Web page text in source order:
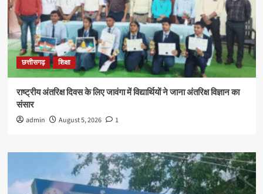
छत्तीसगढ़ शिक्षा
राष्ट्रीय अंतरिक्ष दिवस के लिए जावंगा में विद्यार्थियों ने जाना अंतरिक्ष विज्ञान का
संसार
admin August 5, 2026 1